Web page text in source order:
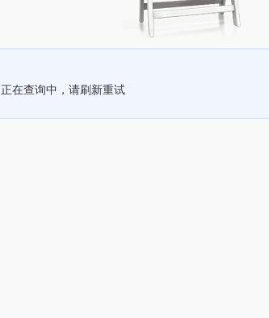
正在查询中，请刷新重试